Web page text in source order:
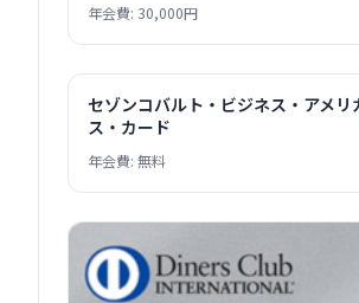
年会費: 30,000円
セゾンコバルト・ビジネス・アメリ
ス・カード
年会費: 無料